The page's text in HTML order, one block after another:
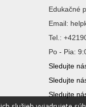
Edukačné
Email:
Tel.:
Po - Pia:
Sledujte
Sledujte
Sledujte